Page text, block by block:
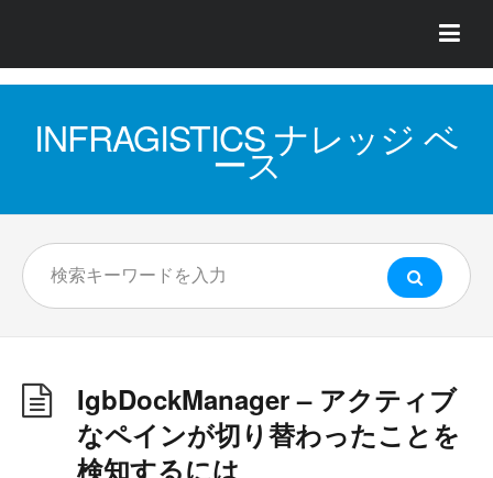
INFRAGISTICS ナレッジ ベ
ース
IgbDockManager – アクティブ
なペインが切り替わったことを
検知するには